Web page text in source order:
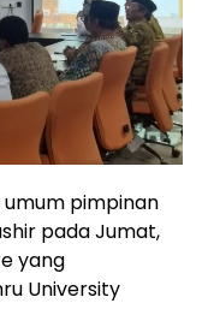
umum pimpinan
pada Jumat,
yang
University